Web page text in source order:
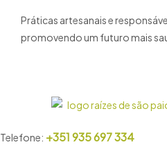
Práticas artesanais e
promovendo um futuro mais
Telefone: +351 935 697 334